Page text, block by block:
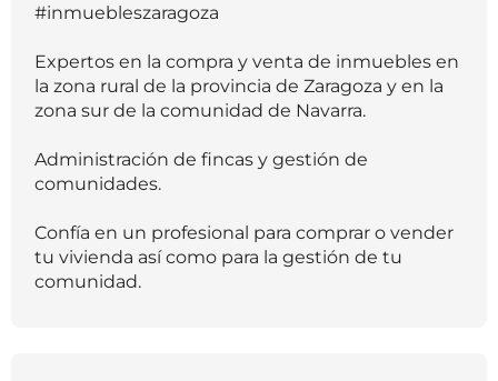
#inmuebleszaragoza
Expertos en la compra y venta de inmuebles en
la zona rural de la provincia de Zaragoza y en la
zona sur de la comunidad de Navarra.
Administración de fincas y gestión de
comunidades.
Confía en un profesional para comprar o vender
tu vivienda así como para la gestión de tu
comunidad.